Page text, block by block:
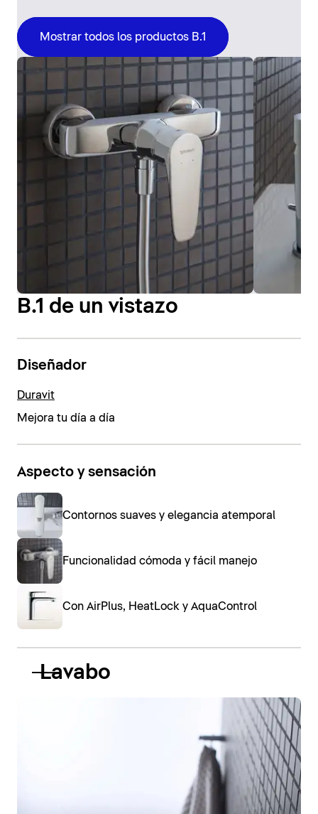
Mostrar todos los productos B.1
B.1 de un vistazo
Diseñador
Duravit
Mejora tu día a día
Aspecto y sensación
Contornos suaves y elegancia atemporal
Funcionalidad cómoda y fácil manejo
Con AirPlus, HeatLock y AquaControl
Lavabo